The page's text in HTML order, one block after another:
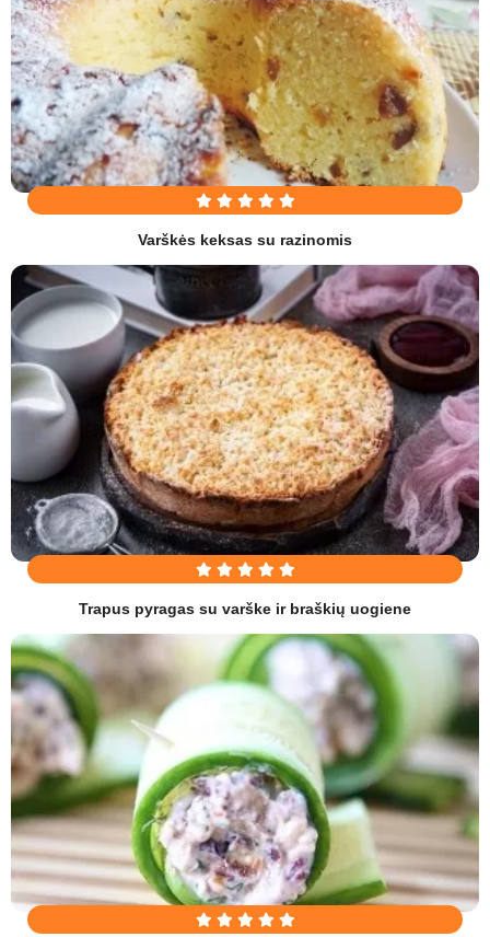
Varškės keksas su razinomis
Trapus pyragas su varške ir braškių uogiene